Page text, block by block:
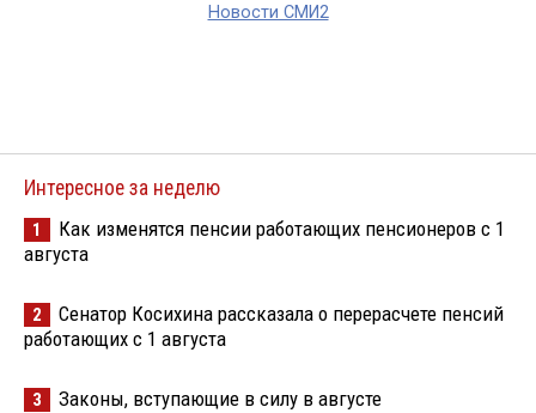
Новости СМИ2
Интересное за неделю
1
Как изменятся пенсии работающих пенсионеров с 1
августа
2
Сенатор Косихина рассказала о перерасчете пенсий
работающих с 1 августа
3 Законы, вступающие в силу в августе